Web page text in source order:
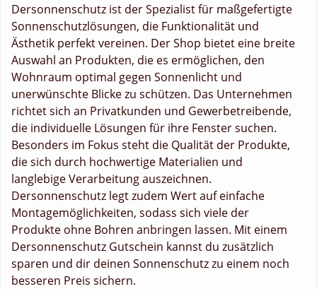
Dersonnenschutz ist der Spezialist für maßgefertigte
Sonnenschutzlösungen, die Funktionalität und
Ästhetik perfekt vereinen. Der Shop bietet eine breite
Auswahl an Produkten, die es ermöglichen, den
Wohnraum optimal gegen Sonnenlicht und
unerwünschte Blicke zu schützen. Das Unternehmen
richtet sich an Privatkunden und Gewerbetreibende,
die individuelle Lösungen für ihre Fenster suchen.
Besonders im Fokus steht die Qualität der Produkte,
die sich durch hochwertige Materialien und
langlebige Verarbeitung auszeichnen.
Dersonnenschutz legt zudem Wert auf einfache
Montagemöglichkeiten, sodass sich viele der
Produkte ohne Bohren anbringen lassen. Mit einem
Dersonnenschutz Gutschein kannst du zusätzlich
sparen und dir deinen Sonnenschutz zu einem noch
besseren Preis sichern.